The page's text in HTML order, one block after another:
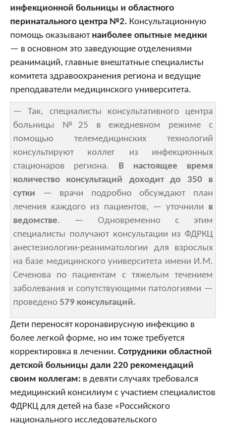
инфекционной больницы и областного
перинатального центра №2. Консультационную
помощь оказывают наиболее опытные медики
— в основном это заведующие отделениями
реанимаций, главные внештатные специалисты
комитета здравоохранения региона и ведущие
преподаватели медицинского университета.
— Так, специалисты консультативного центра
больницы №25 в ежедневном режиме с
помощью телемедицинских технологий
консультируют коллег из инфекционных
стационаров региона. В настоящее время
количество консультаций доходит до 350 в
сутки — врачи подробно обсуждают план
лечения каждого из пациентов, — уточнили в
ведомстве. — Одновременно с этим
специалисты получают консультации из ФДРКЦ
анестезиологии-реаниматологии для взрослых
на базе медицинского университета имени И.М.
Сеченова по пациентам с тяжелым течением
заболевания и сопутствующими патологиями —
проведено 579 консультаций.
Дети переносят коронавирусную инфекцию в
более легкой форме, но им тоже требуется
корректировка в лечении. Сотрудники областной
детской больницы дали 220 рекомендаций
своим коллегам: в девяти случаях требовался
медицинский консилиум с участием специалистов
ФДРКЦ для детей на базе «Российского
национального исследовательского